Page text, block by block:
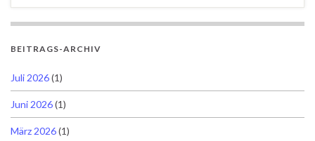
BEITRAGS-ARCHIV
Juli 2026(1)
Juni 2026(1)
März 2026(1)